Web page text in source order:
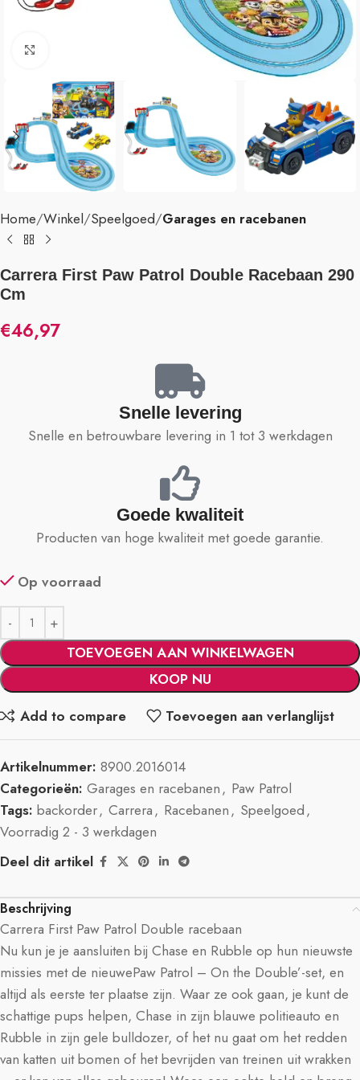
Home Winkel Speelgoed Garages en racebanen
Carrera First Paw Patrol Double Racebaan 290
Cm
€46,97
Snelle levering
Snelle en betrouwbare levering in 1 tot 3 werkdagen
Goede kwaliteit
Producten van hoge kwaliteit met goede garantie.
Op voorraad
TOEVOEGEN AAN WINKELWAGEN
KOOP NU
Add to compare
Toevoegen aan verlanglijst
Artikelnummer: 8900.2016014
Categorieën: Garages en racebanen, Paw Patrol
Tags: backorder, Carrera, Racebanen, Speelgoed,
Voorradig 2 - 3 werkdagen
Deel dit artikel
Beschrijving
Carrera First Paw Patrol Double racebaan
Nu kun je je aansluiten bij Chase en Rubble op hun nieuwste
missies met de nieuwePaw Patrol – On the Double’-set, en
altijd als eerste ter plaatse zijn. Waar ze ook gaan, je kunt de
schattige pups helpen, Chase in zijn blauwe politieauto en
Rubble in zijn gele bulldozer, of het nu gaat om het redden
van katten uit bomen of het bevrijden van treinen uit wrakken